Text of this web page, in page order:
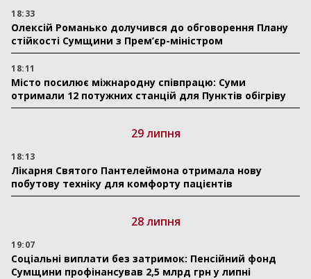
18:33
Олексій Романько долучився до обговорення Плану
стійкості Сумщини з Прем’єр-міністром
18:11
Місто посилює міжнародну співпрацю: Суми
отримали 12 потужних станцій для Пунктів обігріву
29 липня
18:13
Лікарня Святого Пантелеймона отримала нову
побутову техніку для комфорту пацієнтів
28 липня
19:07
Соціальні виплати без затримок: Пенсійний фонд
Сумщини профінансував 2,5 млрд грн у липні